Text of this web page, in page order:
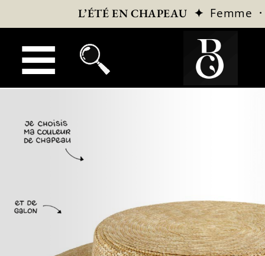
L’ÉTÉ EN CHAPEAU ✦ Femme